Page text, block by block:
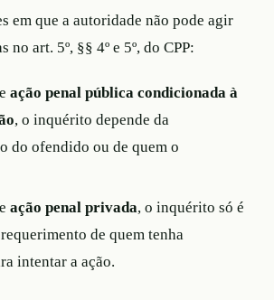
em que a autoridade não pode agir
no art. 5º, §§ 4º e 5º, do CPP:
ação penal pública condicionada à
, o inquérito depende da
do ofendido ou de quem o
ação penal privada, o inquérito só é
de quem tenha
intentar a ação.